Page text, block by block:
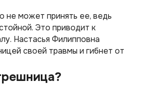
не может принять ее, ведь
Это приводит к
Настасья Филипповна
своей травмы и гибнет от